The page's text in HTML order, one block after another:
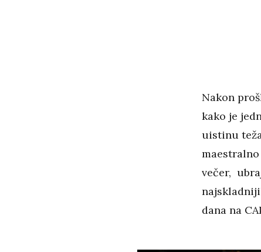
Nakon
kako je
uistinu
večer,
dana na